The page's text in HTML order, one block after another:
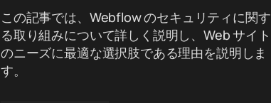
この記事では、Webflow のセキュリティに関す
る取り組みについて詳しく説明し、Web サイト
のニーズに最適な選択肢である理由を説明しま
す。